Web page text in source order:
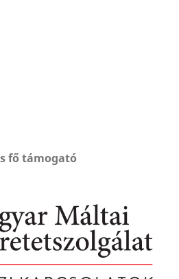
fő támogató